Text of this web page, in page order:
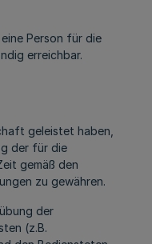
eine Person für die
erreichbar.
geleistet haben,
der für die
gemäß den
zu gewähren.
der
(z.B.